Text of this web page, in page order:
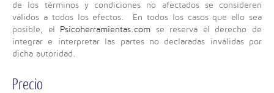
de los términos y condiciones no afectados se consideren
válidos a todos los efectos. En todos los casos que ello sea
posible, el
Psicoherramientas.com se reserva el derecho de
integrar e interpretar las partes no declaradas inválidas por
dicha autoridad.
Precio